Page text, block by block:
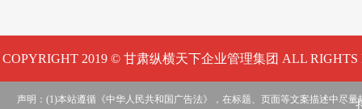
COPYRIGHT 2019 © 甘肃纵横天下企业管理集团 ALL RIGHTS
声明：(1)本站遵循《中华人民共和国广告法》，在标题、页面等文案描述中尽